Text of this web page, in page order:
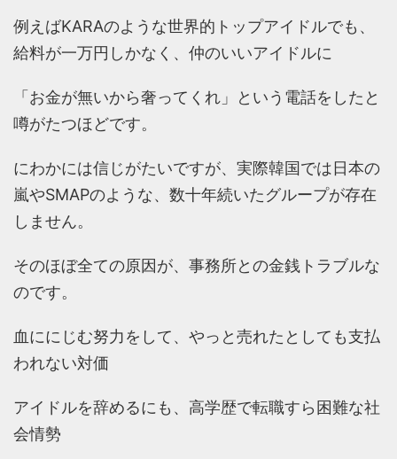
例えばKARAのような世界的トップアイドルでも、
給料が一万円しかなく、仲のいいアイドルに
「お金が無いから奢ってくれ」という電話をしたと
噂がたつほどです。
にわかには信じがたいですが、実際韓国では日本の
嵐やSMAPのような、数十年続いたグループが存在
しません。
そのほぼ全ての原因が、事務所との金銭トラブルな
のです。
血ににじむ努力をして、やっと売れたとしても支払
われない対価
アイドルを辞めるにも、高学歴で転職すら困難な社
会情勢